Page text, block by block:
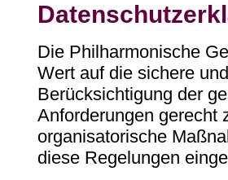
Die Philharmonische
Wert auf die sichere
Berücksichtigung der
Anforderungen gerecht
organisatorische
diese Regelungen